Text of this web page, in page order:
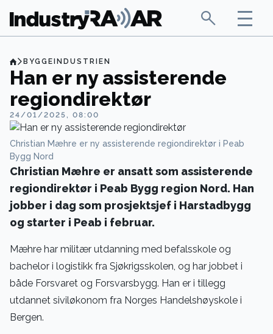
BYGGEINDUSTRIEN
Han er ny assisterende
regiondirektør
24/01/2025, 08:00
Christian Mæhre er ny assisterende regiondirektør i Peab
Bygg Nord
Christian Mæhre er ansatt som assisterende
regiondirektør i Peab Bygg region Nord. Han
jobber i dag som prosjektsjef i Harstadbygg
og starter i Peab i februar.
Mæhre har militær utdanning med befalsskole og
bachelor i logistikk fra Sjøkrigsskolen, og har jobbet i
både Forsvaret og Forsvarsbygg. Han er i tillegg
utdannet siviløkonom fra Norges Handelshøyskole i
Bergen.